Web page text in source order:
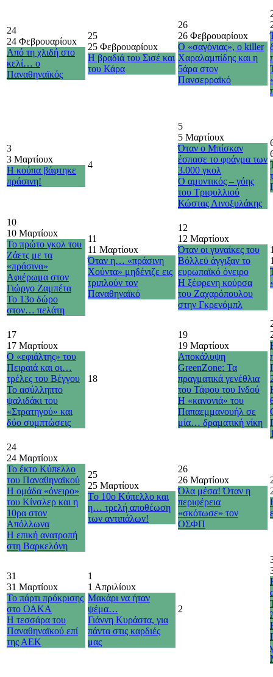
24
24 Φεβρουαρίουx
Από τη χλιδή στο
κελί… ο
Παναθηναϊκός
25
25 Φεβρουαρίουx
Η βραδιά του Σισέ και
του Κάρα
26
26 Φεβρουαρίουx
Ο «σαγόνιας», ο killer
Χαραλαμπίδης και η
5άρα στον
Πανσερραϊκό
3
3 Μαρτίουx
Η κούπα βάφτηκε
πράσινη!
4
5
5 Μαρτίουx
Όταν ο Μπίσκαν
έσπασε το φράγμα των
3.000 γκολ
Ο αμυντικός – γόης
του Τριφυλλιού
Κώστας Λινοξυλάκης
10
10 Μαρτίουx
Το πρώτο γκολ του
Ζάετς με τα
«πράσινα»
Αφιέρωμα στον
Γιώργο Ζαμπέτα
Το 13ο δώρο
στον… πελάτη
11
11 Μαρτίουx
Όταν η… «πράσινη
Χούντα» μηδένιζε εις
τριπλούν τον
Παναθηναϊκό
12
12 Μαρτίουx
Όταν οι γυναίκες του
Βόλλεϋ άγγιξαν το
ευρωπαϊκό όνειρο
Η ξέφρενη κούρσα
του Ζαχαρόπουλου
στην Γκρενόμπλ
17
17 Μαρτίουx
Ο «εφιάλτης» του
Πειραιά και οι…
τρέλες του Βέγγου
Το ασύλληπτο
ψαλιδάκι του
«Στρατηγού» και
δύο συμπτώσεις
18
19
19 Μαρτίουx
Αποκάλυψη
GreenZone: Τα
πραγματικά γενέθλια
του Τάφου του Ινδού
Η «κανονιά» του
Παπαεμμανουήλ σε
μία… δραματική νίκη
24
24 Μαρτίουx
Το έκτο Κύπελλο
του Παναθηναϊκού
Η ομάδα «όνειρο»
του Κίνσλερ και η
10ρα στον
Απόλλωνα
H επική ανατροπή
στη Βαρκελόνη
25
25 Μαρτίουx
Τo 10o Κύπελλο και
η… τρελή αποθέωση
των αντιπάλων!
26
26 Μαρτίουx
Όλα μέσα! Όταν η
περιφέρεια
«σκότωσε» τον
ΟΣΦΠ
31
31 Μαρτίουx
Το πάρτι πρόκρισης
στο ΟΑΚΑ
Η τεσσάρα του
Παναθηναϊκού επί
της ΑΕΚ
1
1 Απριλίουx
Μακάρι να ήταν
ψέμα…
Γιάννη Κυράστα, για
πάντα στις καρδιές
μας
2